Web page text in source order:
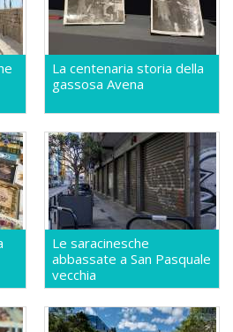
La centenaria storia della
gassosa Avena
Le saracinesche
abbassate a San Pasquale
vecchia